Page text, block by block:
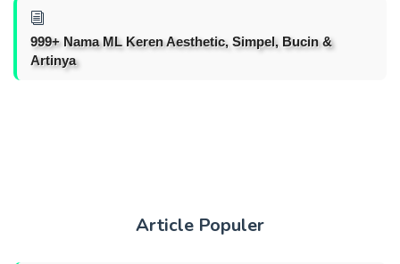
999+ Nama ML Keren Aesthetic, Simpel, Bucin &
Artinya
Article Populer